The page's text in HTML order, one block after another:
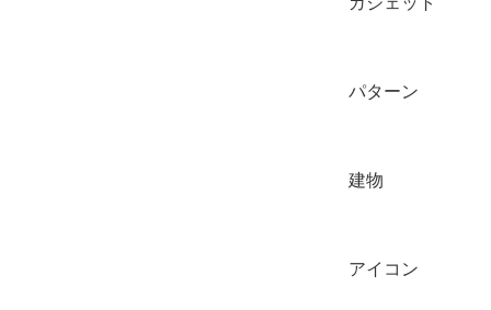
パターン
建物
アイコン